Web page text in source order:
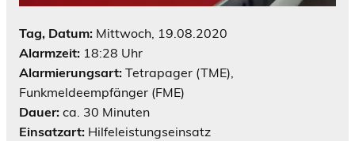
Tag, Datum: Mittwoch, 19.08.2020
Alarmzeit: 18:28 Uhr
Alarmierungsart: Tetrapager (TME),
Funkmeldeempfänger (FME)
Dauer: ca. 30 Minuten
Einsatzart: Hilfeleistungseinsatz